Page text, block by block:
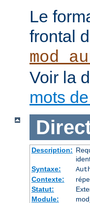
Le
frontal
Voir la
mots
Description:
Syntaxe:
Contexte:
Statut:
Module: